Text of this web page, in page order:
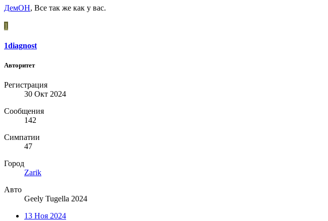
ДемОН, Все так же как у вас.
1
1diagnost
Авторитет
Регистрация
30 Окт 2024
Сообщения
142
Симпатии
47
Город
Zarik
Авто
Geely Tugella 2024
13 Ноя 2024